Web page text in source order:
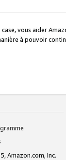
vous aider
à pouvoir
Amazon.com, Inc.